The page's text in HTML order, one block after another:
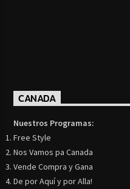
CANADA
Nuestros Programas:
Free Style
Nos Vamos pa Canada
Vende Compra y Gana
De por Aquí y por Alla!